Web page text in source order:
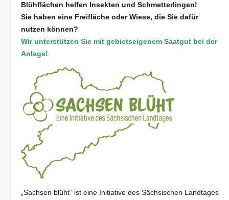
Blühflächen helfen Insekten und Schmetterlingen!
Sie haben eine Freifläche oder Wiese, die Sie dafür
nutzen können?
Wir unterstützen Sie mit gebietseigenem Saatgut bei der
Anlage!
„Sachsen blüht“ ist eine Initiative des Sächsischen Landtages